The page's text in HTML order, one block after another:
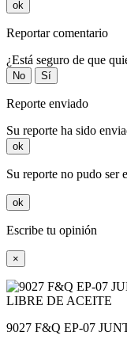
ok
Reportar comentario
¿Está seguro de que
No Sí
Reporte enviado
Su reporte ha sido
ok
Su reporte no pudo ser
ok
Escribe tu opinión
×
9027 F&Q EP-07